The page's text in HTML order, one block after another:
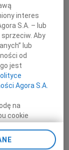
zawiadamiamy,
2010 roku
ukochana
Babcia
interes
S.A. – lub
Aby
lub
od
jest
Agora S.A.
na
cookie
w każdej